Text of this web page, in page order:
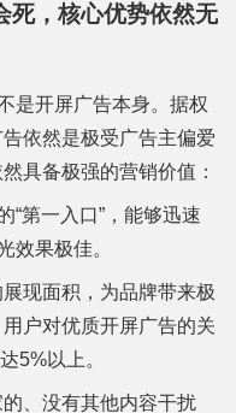
死，核心优势依然无
是开屏广告本身。据权
依然是极受广告主偏爱
具备极强的营销价值：
“第一入口”，能够迅速
效果极佳。
现面积，为品牌带来极
户对优质开屏广告的关
5%以上。
、没有其他内容干扰